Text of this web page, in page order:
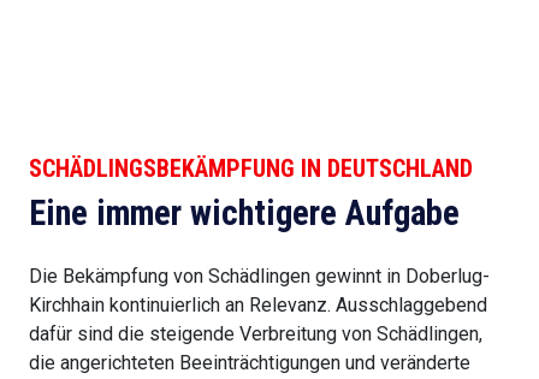
SCHÄDLINGSBEKÄMPFUNG IN DEUTSCHLAND
Eine immer wichtigere Aufgabe
Die Bekämpfung von Schädlingen gewinnt in Doberlug-
Kirchhain kontinuierlich an Relevanz. Ausschlaggebend
dafür sind die steigende Verbreitung von Schädlingen,
die angerichteten Beeinträchtigungen und veränderte